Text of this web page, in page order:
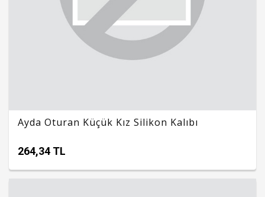
Ayda Oturan Küçük Kız Silikon Kalıbı
264,34 TL